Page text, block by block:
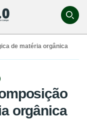
de matéria orgânica
orgânica